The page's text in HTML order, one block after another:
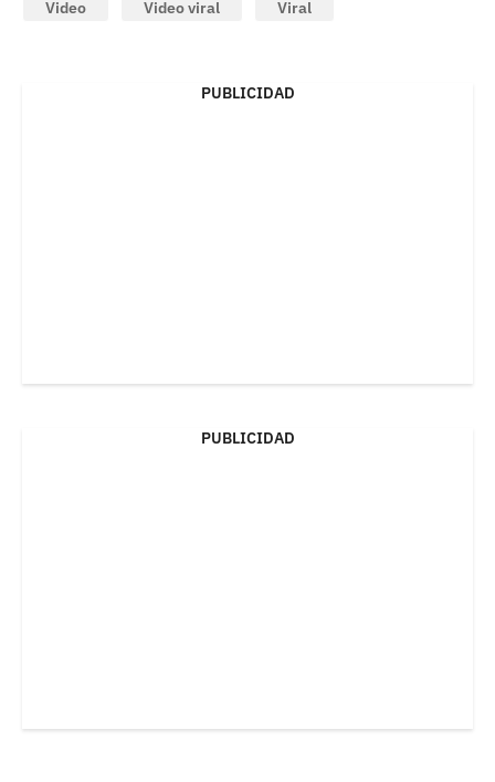
Video Video viral Viral
PUBLICIDAD
PUBLICIDAD